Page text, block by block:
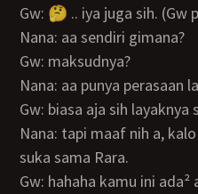
Gw: 🤔 .. iya juga sih. (Gw
Nana: aa sendiri gimana?
Gw: maksudnya?
Nana: aa punya perasaan
Gw: biasa aja sih layaknya
Nana: tapi maaf nih a, kalo aku perhatiin aa kaya yang
suka sama Rara.
Gw: hahaha kamu ini ada² aja. Gak mungkin lah Na,